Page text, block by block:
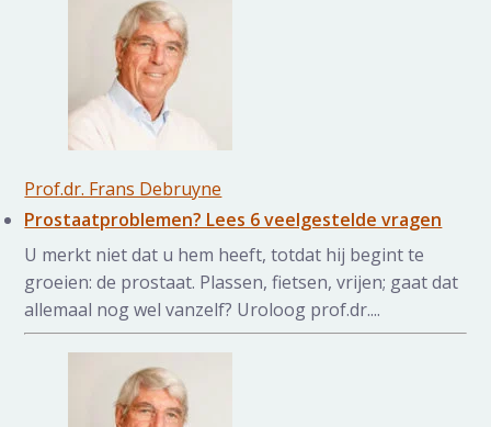
Prof.dr. Frans Debruyne
Prostaatproblemen? Lees 6 veelgestelde vragen
U merkt niet dat u hem heeft, totdat hij begint te
groeien: de prostaat. Plassen, fietsen, vrijen; gaat dat
allemaal nog wel vanzelf? Uroloog prof.dr....